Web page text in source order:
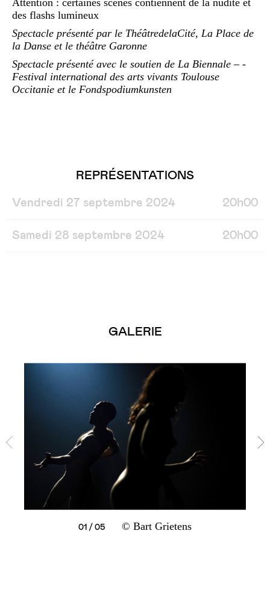
Attention : certaines scènes contiennent de la nudité et
des flashs lumineux
Spectacle présenté par le ThéâtredelaCité, La Place de
la Danse et le théâtre Garonne
Spectacle présenté avec le soutien de La Biennale – ­
Festival international des arts vivants Toulouse
Occitanie et le Fondspodiumkunsten
REPRÉSENTATIONS
Vendredi 27 septembre 2024 20h00
Samedi 28 septembre 2024 20h00
GALERIE
01 / 05 © Bart Grietens
02 / 05
03 / 05
04 / 05
05 / 05